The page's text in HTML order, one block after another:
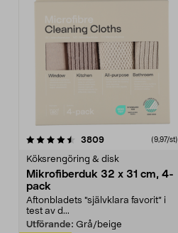
3809recensioner (9,97/st)
Köksrengöring & disk
Mikrofiberduk 32 x 31 cm, 4-
pack
Aftonbladets "självklara favorit” i
test av d...
Utförande: Grå/beige
4.0av 5 stjärnor